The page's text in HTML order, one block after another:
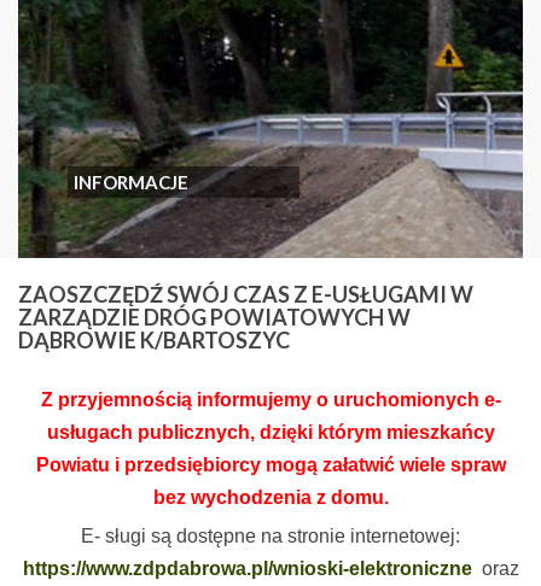
INFORMACJE
ZAOSZCZĘDŹSWÓJ CZAS Z E-USŁUGAMI W
ZARZĄDZIE DRÓG POWIATOWYCH W
DĄBROWIE K/BARTOSZYC
Z przyjemnością informujemy o uruchomionych e-
usługach publicznych, dzięki którym mieszkańcy
Powiatu i przedsiębiorcy mogą załatwić wiele spraw
bez wychodzenia z domu.
E- sługi są dostępne na stronie internetowej:
https://www.zdpdabrowa.pl/wnioski-elektroniczne oraz